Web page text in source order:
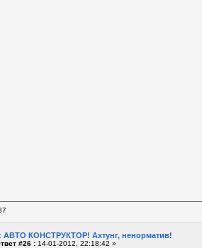
АВТО КОНСТРУКТОР! Ахтунг, ненорматив!
#26 : 14-01-2012, 22:18:42 »